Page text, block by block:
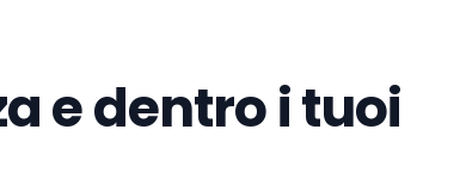
e dentro i tuoi